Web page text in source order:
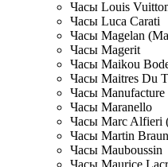
Часы Louis
Часы Luca Carati
Часы Magelan
Часы Magerit
Часы Maikou
Часы Maitres Du
Часы Manufacture
Часы Maranello
Часы Marc Alfieri
Часы Martin Braun
Часы Mauboussin
Часы Maurice